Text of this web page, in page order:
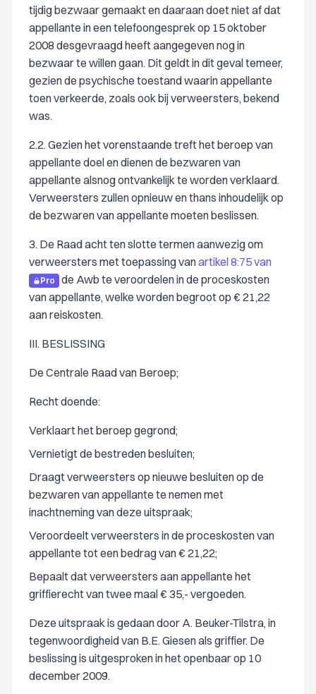
tijdig bezwaar gemaakt en daaraan doet niet af dat
appellante in een telefoongesprek op 15 oktober
2008 desgevraagd heeft aangegeven nog in
bezwaar te willen gaan. Dit geldt in dit geval temeer,
gezien de psychische toestand waarin appellante
toen verkeerde, zoals ook bij verweersters, bekend
was.
2.2. Gezien het vorenstaande treft het beroep van
appellante doel en dienen de bezwaren van
appellante alsnog ontvankelijk te worden verklaard.
Verweersters zullen opnieuw en thans inhoudelijk op
de bezwaren van appellante moeten beslissen.
3. De Raad acht ten slotte termen aanwezig om
verweersters met toepassing vanartikel 8:75 van
Pro
de Awb te veroordelen in de proceskosten
van appellante, welke worden begroot op € 21,22
aan reiskosten.
III. BESLISSING
De Centrale Raad van Beroep;
Recht doende:
Verklaart het beroep gegrond;
Vernietigt de bestreden besluiten;
Draagt verweersters op nieuwe besluiten op de
bezwaren van appellante te nemen met
inachtneming van deze uitspraak;
Veroordeelt verweersters in de proceskosten van
appellante tot een bedrag van € 21,22;
Bepaalt dat verweersters aan appellante het
griffierecht van twee maal € 35,- vergoeden.
Deze uitspraak is gedaan door A. Beuker-Tilstra, in
tegenwoordigheid van B.E. Giesen als griffier. De
beslissing is uitgesproken in het openbaar op 10
december 2009.